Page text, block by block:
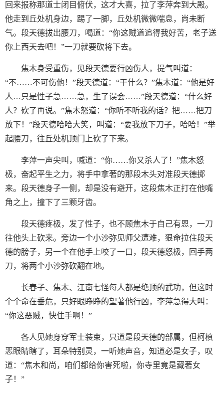
回来报称那道士闭目俯伏，这才大喜，拉了李萍奔到大殿。
他走到丘处机身边，踢了一脚，丘处机微微喘息，尚未断
气。段天德拔出腰刀，喝道：“你这贼道追得我好苦，老子送
你上西天去吧！”一刀就要砍将下去。
焦木身受重伤，见段天德要行凶伤人，提气叫道：
“不……不可伤他！”段天德道：“干什么？”焦木道：“他是好
人…只是性子急……急，生了误会……”段天德道：“什么好
人？砍了再说。”焦木怒道：“你听不听我的话？把……把刀
放下！”段天德哈哈大笑，叫道：“要我放下刀子，哈哈！”举
起腰刀，往丘处机顶门上砍了下来。
李萍一声尖叫，喊道：“你……你又杀人了！”焦木怒
极，奋起平生之力，将手中拿著的那段木头对准段天德掷
来。段天德身子一侧，却是没有避开，这段焦木正打在他嘴
角之上，撞下了三颗牙齿。
段天德疼极，发了性子，也不顾焦木于自己有恩，一刀
往他头上砍来。旁边一个小沙弥见师父遭难，狠命拉住段天
德的膀子，另一个在他手上咬了一口，段天德怒极，回手两
刀，将两个小沙弥砍翻在地。
长春子、焦木、江南七怪每人都是绝顶的武功，但这时
个个命在垂危，只好眼睁睁的望著他行凶，李萍急得大叫：
“你这恶贼，快住手啊！”
各人见她身穿军士装束，只道是段天德的部属，但柯槙
恶眼睛瞎了，耳朵特别灵，一听她声音，知道必是女子，叹
道：“焦木和尚，咱们都给你害死啦，你寺里竟是藏著女
子！”